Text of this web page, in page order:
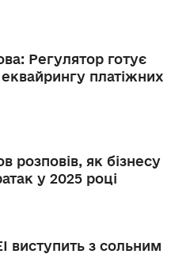
Регулятор готує
платіжних
розповів, як бізнесу
у 2025 році
виступить з сольним